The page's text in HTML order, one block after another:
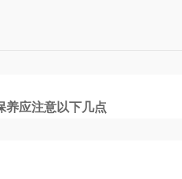
养应注意以下几点